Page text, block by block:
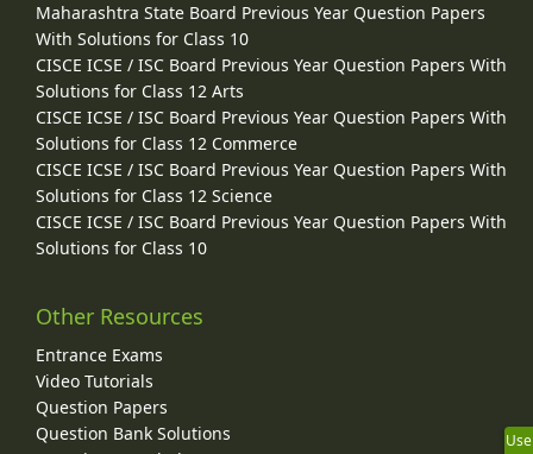
Maharashtra State Board Previous Year Question Papers
With Solutions for Class 10
CISCE ICSE / ISC Board Previous Year Question Papers With
Solutions for Class 12 Arts
CISCE ICSE / ISC Board Previous Year Question Papers With
Solutions for Class 12 Commerce
CISCE ICSE / ISC Board Previous Year Question Papers With
Solutions for Class 12 Science
CISCE ICSE / ISC Board Previous Year Question Papers With
Solutions for Class 10
Other Resources
Entrance Exams
Video Tutorials
Question Papers
Question Bank Solutions
Use